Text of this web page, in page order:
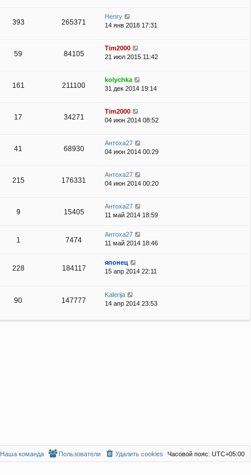
393 265371
Henry
14 янв 2018 17:31
59 84105
Tim2000
21 июл 2015 11:42
161 211100
kolychka
31 дек 2014 19:14
17 34271
Tim2000
04 июн 2014 08:52
41 68930
Антоха27
04 июн 2014 00:29
215 176331
Антоха27
04 июн 2014 00:20
9 15405
Антоха27
11 май 2014 18:59
1 7474
Антоха27
11 май 2014 18:46
228 184117
японец
15 апр 2014 22:11
90 147777
Kalerija
14 апр 2014 23:53
Часовой пояс: UTC+05:00
Удалить cookies
Пользователи
Наша команда